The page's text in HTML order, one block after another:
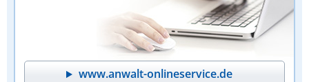
www.anwalt-onlineservice.de